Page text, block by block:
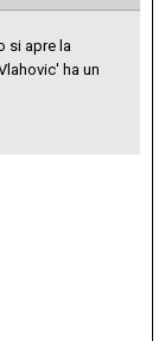
si apre la
ha un